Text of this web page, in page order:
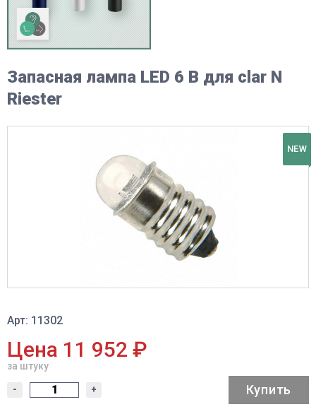
Запасная лампа LED 6 В для clar N
Riester
NEW
Арт: 11302
Цена 11 952 ₽
за штуку
- + Купить